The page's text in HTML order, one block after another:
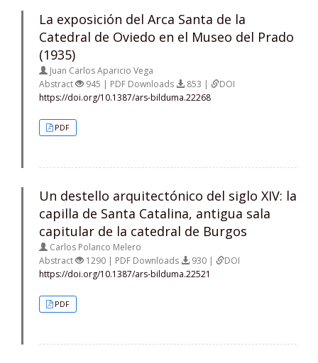
La exposición del Arca Santa de la
Catedral de Oviedo en el Museo del Prado
(1935)
Juan Carlos Aparicio Vega
Abstract
945 | PDF Downloads 853 |
DOI
https://doi.org/10.1387/ars-bilduma.22268
PDF
Un destello arquitectónico del siglo XIV: la
capilla de Santa Catalina, antigua sala
capitular de la catedral de Burgos
Carlos Polanco Melero
Abstract
1290 | PDF Downloads 930 |
DOI
https://doi.org/10.1387/ars-bilduma.22521
PDF